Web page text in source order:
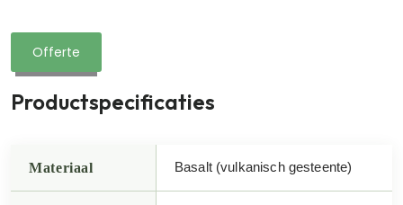
Offerte
Productspecificaties
Materiaal Basalt (vulkanisch gesteente)